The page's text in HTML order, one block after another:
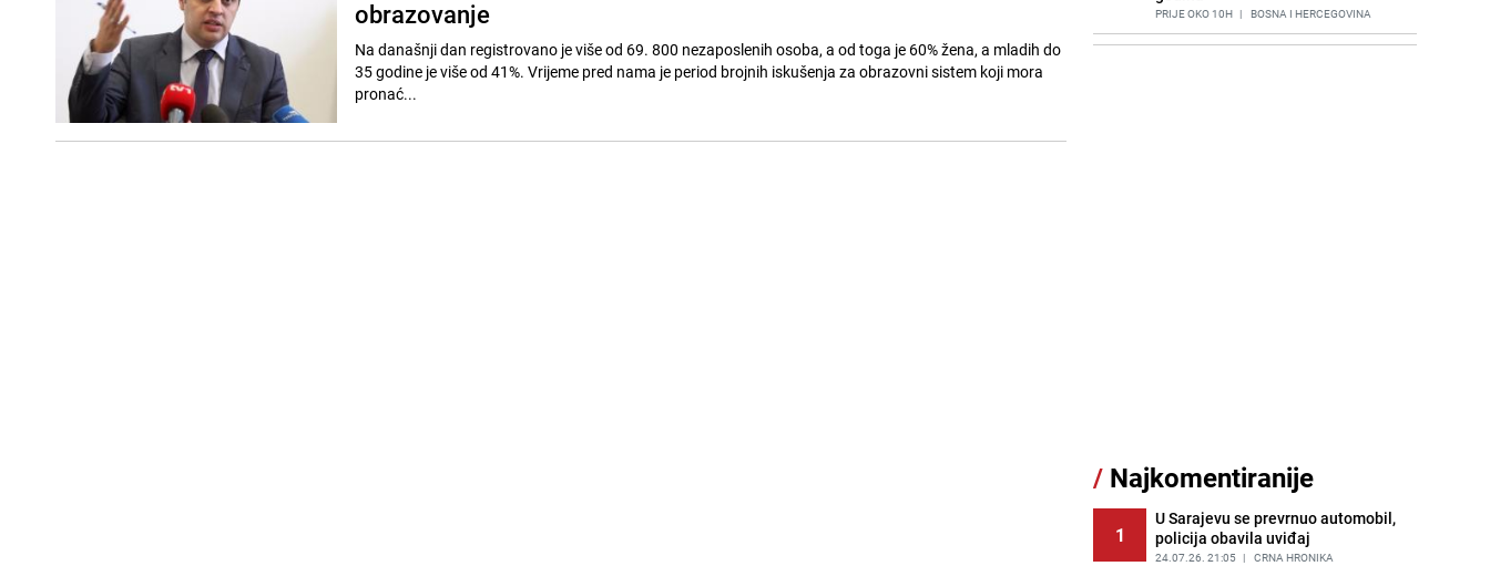
obrazovanje
Na današnji dan registrovano je više od 69. 800 nezaposlenih osoba, a od toga je 60% žena, a mladih do
35 godine je više od 41%. Vrijeme pred nama je period brojnih iskušenja za obrazovni sistem koji mora
pronać...
PRIJE OKO 10H | BOSNA I HERCEGOVINA
11
oduzeo zastavu s ljiljanima i
sankcionisao vozača iz Bosanskog
Novog
PRIJE 2 DANA | BOSNA I HERCEGOVINA
/ Najkomentiranije
1
U Sarajevu se prevrnuo automobil,
policija obavila uviđaj
24.07.26. 21:05 | CRNA HRONIKA